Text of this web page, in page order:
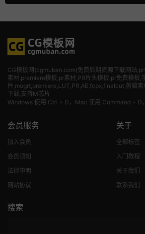
CG模板网(cgmuban.com)免费后期资源下载网站
素材 ,premiere模板,pr素材,PR片头模板,pr免费模板,
件,mogrt,premiere,LUT,PR,AE,fcpx,finalcut,剪辑素
下载,支持M芯片
Windows 使用 Ctrl + D，Mac 使用 Command + D
会员服务
加入会员
会员须知
法律申明
网站协议
关于
全部标签
入门教程
关于我们
联系我们
搜索